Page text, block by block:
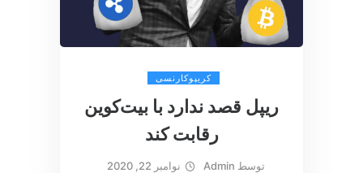
کریپوکارنسی
ریپل قصد ندارد با بیت‌کوین
رقابت کند
توسط Admin نوامبر 22, 2020